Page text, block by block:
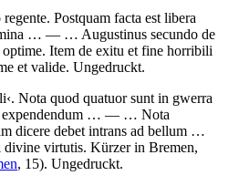
. Postquam facta est libera
… — … Augustinus secundo de
Item de exitu et fine horribili
et valide. Ungedruckt.
‹. Nota quod quatuor sunt in gwerra
… — … Nota
dicere debet intrans ad bellum …
divine virtutis. Kürzer in Bremen,
, 15). Ungedruckt.